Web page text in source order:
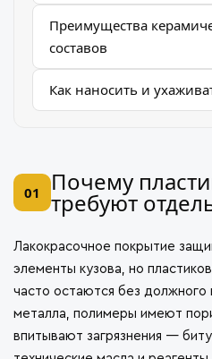
Преимущества
составов
Как наносить и
01 Почему
требуют
Лакокрасочное покрытие
элементы кузова, но
часто остаются без должного
металла, полимеры имеют
впитывают загрязнения —